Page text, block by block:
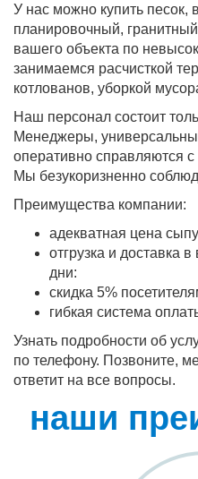
У нас можно купить песок,
планировочный,
вашего объекта по
занимаемся расчисткой
котлованов, уборкой
Наш персонал состоит
Менеджеры,
оперативно справляются
Мы безукоризненно
Преимущества компании:
адекватная цена
отгрузка и доставка
дни:
скидка 5%
гибкая система
Узнать подробности об
по телефону. Позвоните,
ответит на все вопросы.
наши